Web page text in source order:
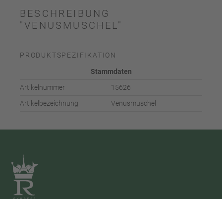
BESCHREIBUNG
"VENUSMUSCHEL"
PRODUKTSPEZIFIKATION
Stammdaten
Artikelnummer
15626
Artikelbezeichnung
Venusmuschel